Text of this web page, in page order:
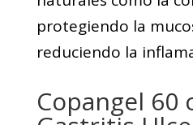
Copangel 60